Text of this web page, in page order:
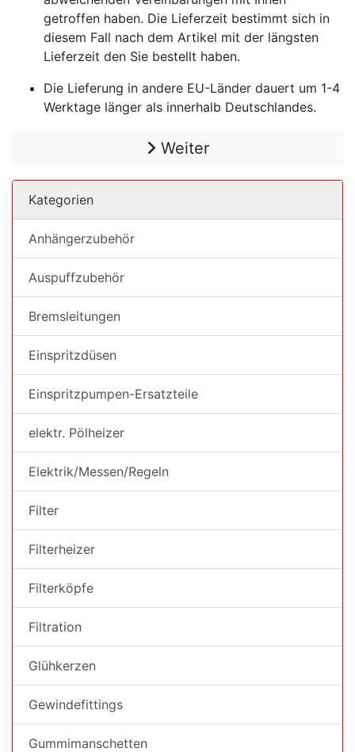
getroffen haben. Die Lieferzeit bestimmt sich in
diesem Fall nach dem Artikel mit der längsten
Lieferzeit den Sie bestellt haben.
Die Lieferung in andere EU-Länder dauert um 1-4
Werktage länger als innerhalb Deutschlandes.
Weiter
Kategorien
Anhängerzubehör
Auspuffzubehör
Bremsleitungen
Einspritzdüsen
Einspritzpumpen-Ersatzteile
elektr. Pölheizer
Elektrik/Messen/Regeln
Filter
Filterheizer
Filterköpfe
Filtration
Glühkerzen
Gewindefittings
Gummimanschetten